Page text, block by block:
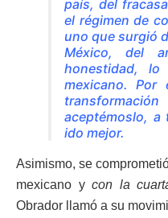
país, del
el régimen de
uno que surgió
México, del
honestidad, lo
mexicano. Por
aceptémoslo,
ido mejor.
Asimismo, se
mexicano ycon la
Obrador llamó a su